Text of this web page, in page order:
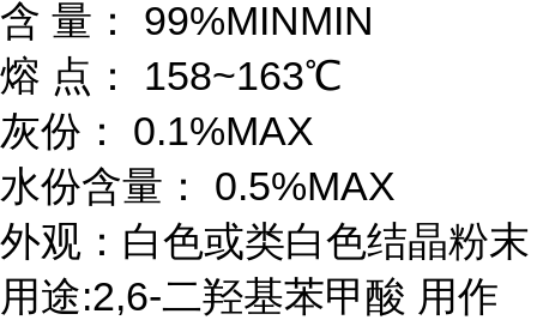
含 量： 99%MINMIN
熔 点： 158~163℃
灰份： 0.1%MAX
水份含量： 0.5%MAX
外观：白色或类白色结晶粉末
用途:2,6-二羟基苯甲酸 用作